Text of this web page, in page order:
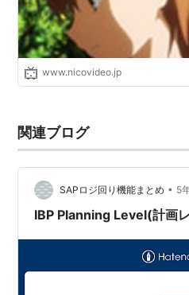
www.nicovideo.jp
関連ブログ
SAPロジ回り機能まとめ • 5
IBP Planning Level(計画